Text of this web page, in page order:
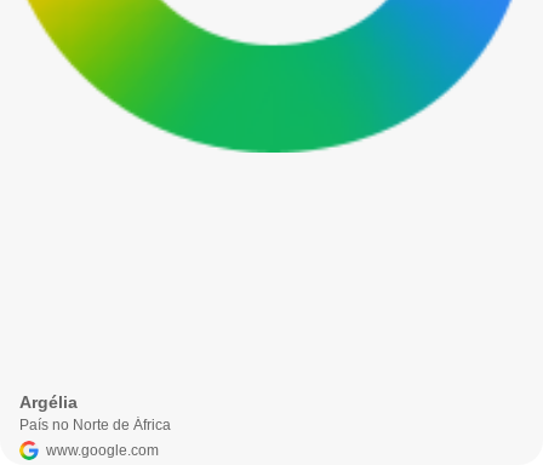
Argélia
País no Norte de África
www.google.com